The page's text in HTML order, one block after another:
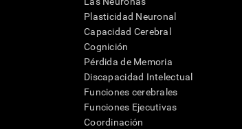
Plasticidad Neuronal
Capacidad Cerebral
Cognición
Pérdida de Memoria
Discapacidad Intelectual
Funciones cerebrales
Funciones Ejecutivas
Coordinación